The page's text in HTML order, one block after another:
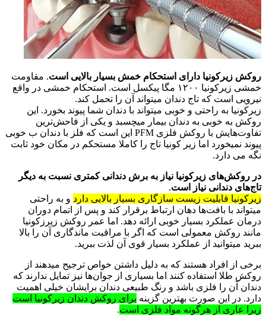
روکش زیرکونیا دارای استحکام خمش بسیار بالایی است. مقاومت
خمشی زیرکونیا ۱۲۰۰ مگا پیکسل است. استحکام خمشی در واقع
نیرویی است که تاج دندان میتواند آن را تحمل کند.
زیرکونیا به راحتی و خوبی میتواند با دندان شما پیوند بخورد. این
روکش به خوبی به دندان بیمار میچسبد و یکی از فاحش‌ترین
تفاوت‌هایش با روکش فلزی PFM این است که فلز با دندان ب خوبی
پیوند نمیخورد اما زیر کونیا تاج را کاملا مستحکم در مکان خود ثابت
نگه می دارد.
در روکش‌های زیرکونیا نیاز به برش دندانی کمتری نسبت به دیگر
تاج‌های دندانی نیاز است.
زیرکونیا قابلیت زیست سازگاری بسیار بالایی دارد و به راحتی
میتواند با بافت‌ها دهان ارتباط برقرار کند و پس از اتمام دوران
درمان عملکرد بسیار خوبی ارائه دهد. اما عمر روکش زیرزکونیا
مانند روکش معمولی است که اگر با مراقبت ماندگاری آن را بالا
ببرید میتوانید از عملکرد بسیار قوی آن لذت ببرید.
برخی از افراد هستند که به دلیل داشتن خواص ترجیح میدهند از
روکش طلا استفاده کنند اما بسیاری از جوان‌ها نیز تمایل ندارند که
دندان آن را فلزی باشد و رنگ طبیعی دندان برایشان خیلی اهمیت
دارد. در این صورت بهترین گزینه برای روکش دندان زیرکونیا است
زیرا عاری از هرگونه مواد فلزی است.